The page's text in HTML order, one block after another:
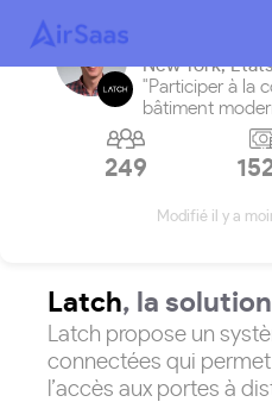
New York,
"Participer à la
bâtiment
249
Modifié il y a
Latch, la solution
Latch propose un
connectées qui
l’accès aux portes à